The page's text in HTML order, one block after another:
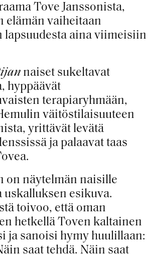
Tove Janssonista,
elämän vaiheitaan
lapsuudesta aina viimeisiin
naiset sukeltavat
hyppäävät
terapiaryhmään,
väitöstilaisuuteen
yrittävät levätä
ja palaavat taas
on näytelmän naisille
uskalluksen esikuva.
toivoo, että oman
hetkellä Toven kaltainen
ja sanoisi hymy huulillaan:
saat tehdä. Näin saat